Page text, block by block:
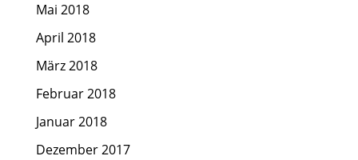
Mai 2018
April 2018
März 2018
Februar 2018
Januar 2018
Dezember 2017